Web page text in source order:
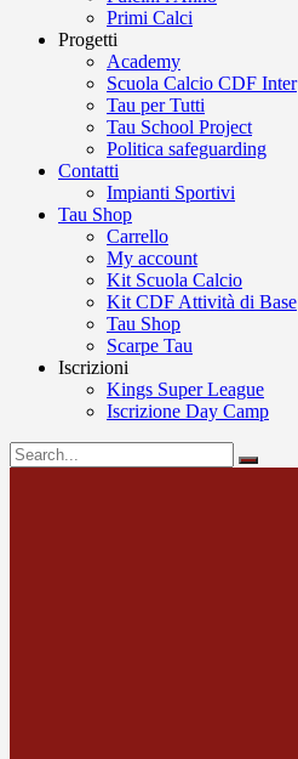
Primi Calci
Progetti
Academy
Scuola Calcio CDF Inter
Tau per Tutti
Tau School Project
Politica safeguarding
Contatti
Impianti Sportivi
Tau Shop
Carrello
My account
Kit Scuola Calcio
Kit CDF Attività di Base
Tau Shop
Scarpe Tau
Iscrizioni
Kings Super League
Iscrizione Day Camp